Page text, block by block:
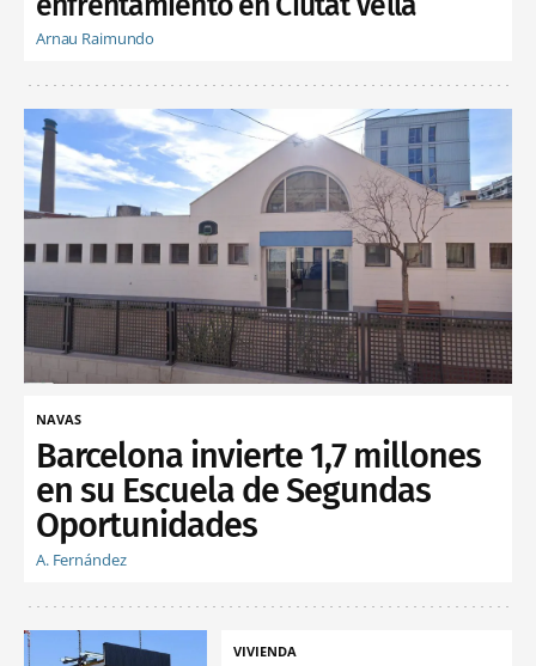
Arnau Raimundo
NAVAS
Barcelona invierte 1,7 millones
en su Escuela de Segundas
Oportunidades
A. Fernández
VIVIENDA